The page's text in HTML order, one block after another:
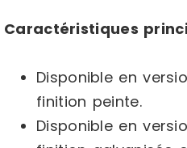
Caractéristiques
Disponible en
finition peinte.
Disponible en